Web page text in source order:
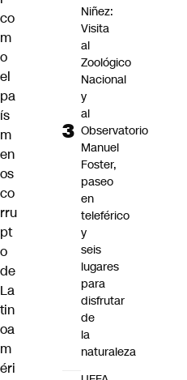
co
m
o
el
pa
ís
m
en
os
co
rru
pt
o
de
La
tin
oa
m
éri
Niñez:
Visita
al
Zoológico
Nacional
y
al
Observatorio
Manuel
Foster,
paseo
en
teleférico
y
seis
lugares
para
disfrutar
de
la
naturaleza